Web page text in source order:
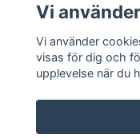
LÄS MER
Vi
Vi använder
visas för dig och
upplevelse när du